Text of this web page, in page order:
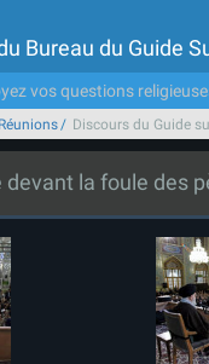
Bureau du Guide
vos questions
Réunions Discours du Guide
la foule des